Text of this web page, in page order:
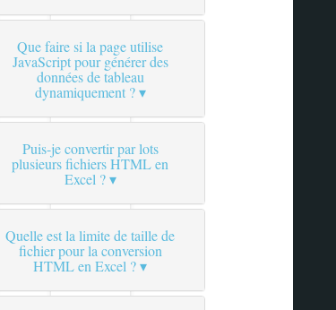
Que faire si la page utilise
JavaScript pour générer des
données de tableau
dynamiquement ?
Puis-je convertir par lots
plusieurs fichiers HTML en
Excel ?
Quelle est la limite de taille de
fichier pour la conversion
HTML en Excel ?